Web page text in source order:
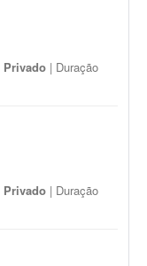
Privado | Duração
Privado | Duração